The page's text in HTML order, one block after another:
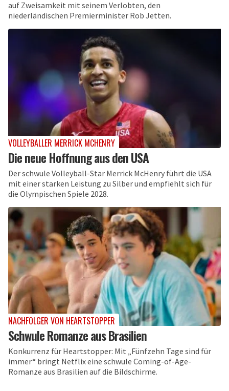
auf Zweisamkeit mit seinem Verlobten, den
niederländischen Premierminister Rob Jetten.
VOLLEYBALLER MERRICK MCHENRY
Die neue Hoffnung aus den USA
Der schwule Volleyball-Star Merrick McHenry führt die USA
mit einer starken Leistung zu Silber und empfiehlt sich für
die Olympischen Spiele 2028.
NACHFOLGER VON HEARTSTOPPER
Schwule Romanze aus Brasilien
Konkurrenz für Heartstopper: Mit „Fünfzehn Tage sind für
immer“ bringt Netflix eine schwule Coming-of-Age-
Romanze aus Brasilien auf die Bildschirme.